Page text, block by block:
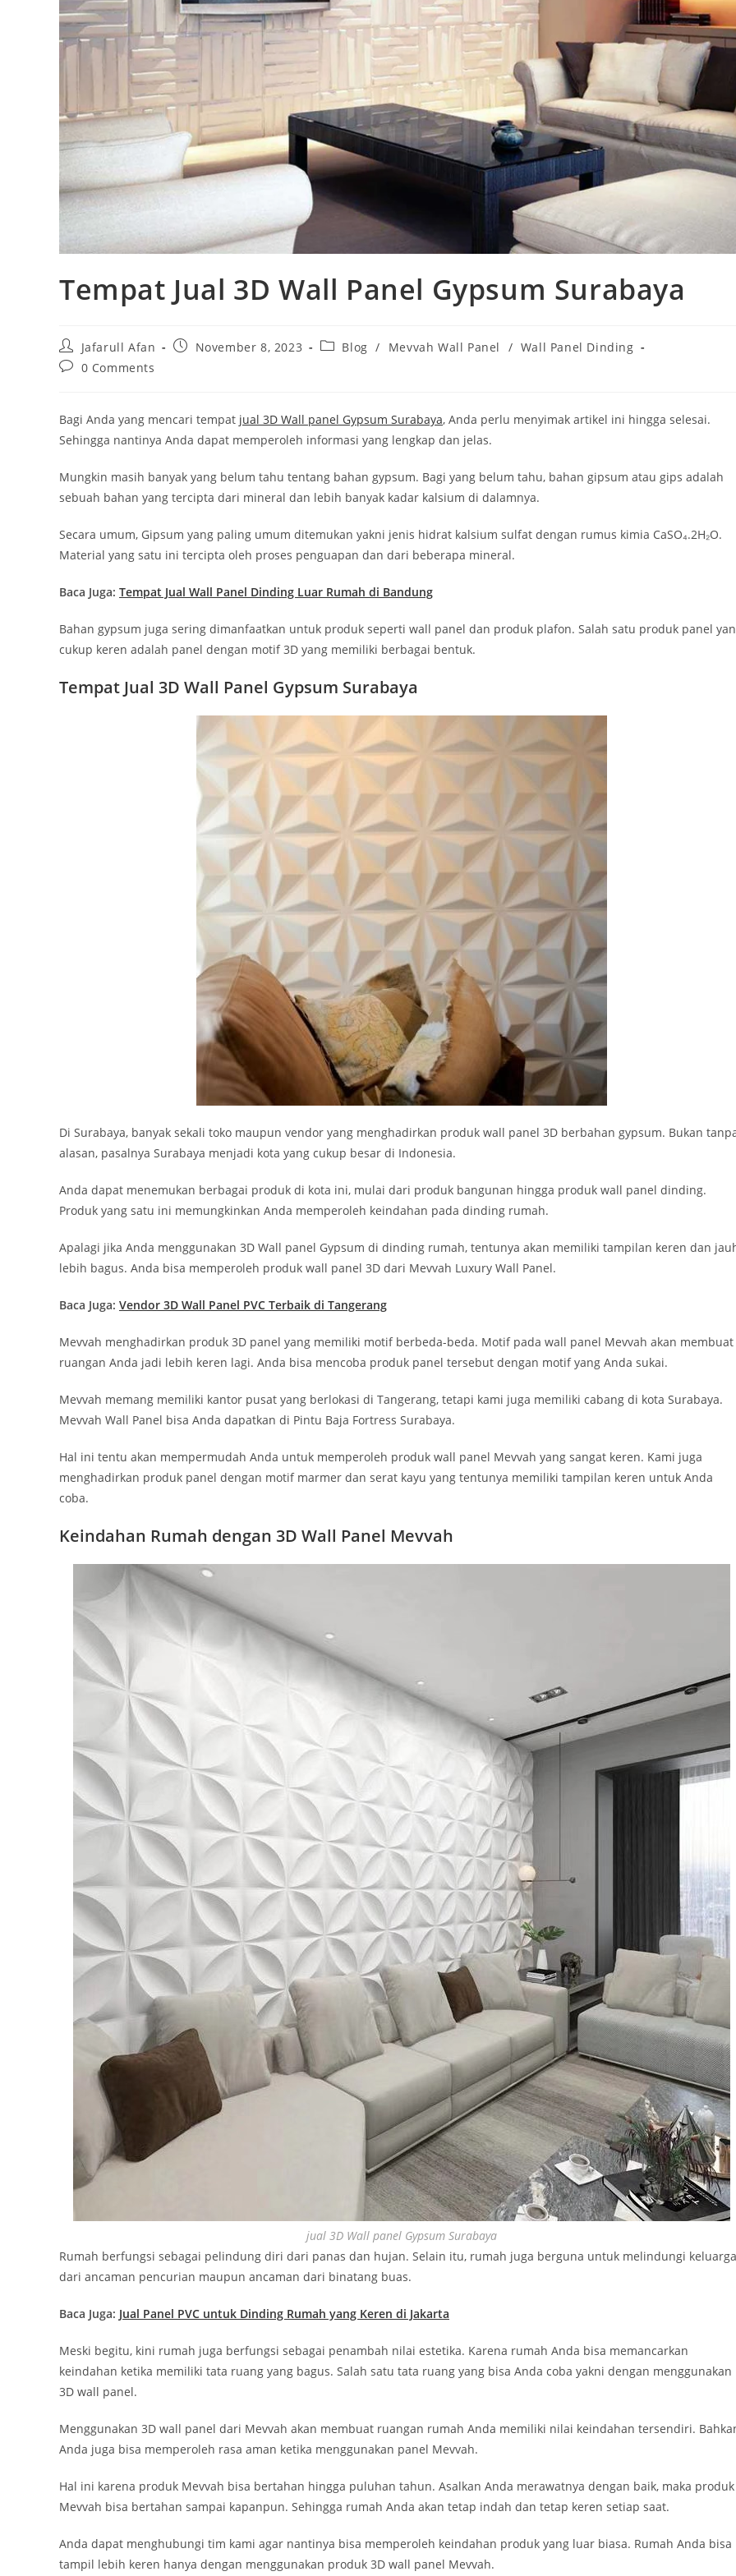
Tempat Jual 3D Wall Panel Gypsum Surabaya
Post
author:
Jafarull Afan
PostNovember 8, 2023
PostBlog / Mevvah Wall Panel / Wall Panel Dinding
Post0 Comments
Bagi Anda yang mencari tempat jual 3D Wall panel Gypsum Surabaya, Anda perlu menyimak artikel ini hingga selesai.
Sehingga nantinya Anda dapat memperoleh informasi yang lengkap dan jelas.
Mungkin masih banyak yang belum tahu tentang bahan gypsum. Bagi yang belum tahu, bahan gipsum atau gips adalah
sebuah bahan yang tercipta dari mineral dan lebih banyak kadar kalsium di dalamnya.
Secara umum, Gipsum yang paling umum ditemukan yakni jenis hidrat kalsium sulfat dengan rumus kimia CaSO₄.2H₂O.
Material yang satu ini tercipta oleh proses penguapan dan dari beberapa mineral.
Baca Juga: Tempat Jual Wall Panel Dinding Luar Rumah di Bandung
Bahan gypsum juga sering dimanfaatkan untuk produk seperti wall panel dan produk plafon. Salah satu produk panel
cukup keren adalah panel dengan motif 3D yang memiliki berbagai bentuk.
Tempat Jual 3D Wall Panel Gypsum Surabaya
Di Surabaya, banyak sekali toko maupun vendor yang menghadirkan produk wall panel 3D berbahan gypsum. Bukan
alasan, pasalnya Surabaya menjadi kota yang cukup besar di Indonesia.
Anda dapat menemukan berbagai produk di kota ini, mulai dari produk bangunan hingga produk wall panel dinding.
Produk yang satu ini memungkinkan Anda memperoleh keindahan pada dinding rumah.
Apalagi jika Anda menggunakan 3D Wall panel Gypsum di dinding rumah, tentunya akan memiliki tampilan keren dan
lebih bagus. Anda bisa memperoleh produk wall panel 3D dari Mevvah Luxury Wall Panel.
Baca Juga: Vendor 3D Wall Panel PVC Terbaik di Tangerang
Mevvah menghadirkan produk 3D panel yang memiliki motif berbeda-beda. Motif pada wall panel Mevvah akan membuat
ruangan Anda jadi lebih keren lagi. Anda bisa mencoba produk panel tersebut dengan motif yang Anda sukai.
Mevvah memang memiliki kantor pusat yang berlokasi di Tangerang, tetapi kami juga memiliki cabang di kota Surabaya.
Mevvah Wall Panel bisa Anda dapatkan di Pintu Baja Fortress Surabaya.
Hal ini tentu akan mempermudah Anda untuk memperoleh produk wall panel Mevvah yang sangat keren. Kami juga
menghadirkan produk panel dengan motif marmer dan serat kayu yang tentunya memiliki tampilan keren untuk Anda
coba.
Keindahan Rumah dengan 3D Wall Panel Mevvah
jual 3D Wall panel Gypsum Surabaya
Rumah berfungsi sebagai pelindung diri dari panas dan hujan. Selain itu, rumah juga berguna untuk melindungi keluarga
dari ancaman pencurian maupun ancaman dari binatang buas.
Baca Juga: Jual Panel PVC untuk Dinding Rumah yang Keren di Jakarta
Meski begitu, kini rumah juga berfungsi sebagai penambah nilai estetika. Karena rumah Anda bisa memancarkan
keindahan ketika memiliki tata ruang yang bagus. Salah satu tata ruang yang bisa Anda coba yakni dengan menggunakan
3D wall panel.
Menggunakan 3D wall panel dari Mevvah akan membuat ruangan rumah Anda memiliki nilai keindahan tersendiri.
Anda juga bisa memperoleh rasa aman ketika menggunakan panel Mevvah.
Hal ini karena produk Mevvah bisa bertahan hingga puluhan tahun. Asalkan Anda merawatnya dengan baik, maka produk
Mevvah bisa bertahan sampai kapanpun. Sehingga rumah Anda akan tetap indah dan tetap keren setiap saat.
Anda dapat menghubungi tim kami agar nantinya bisa memperoleh keindahan produk yang luar biasa. Rumah Anda bisa
tampil lebih keren hanya dengan menggunakan produk 3D wall panel Mevvah.